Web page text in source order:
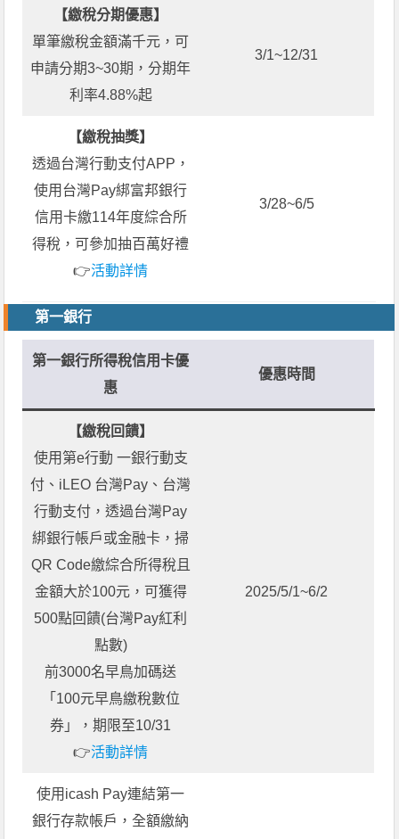
【繳稅分期優惠】
單筆繳稅金額滿千元，可
申請分期3~30期，分期年
利率4.88%起
3/1~12/31
【繳稅抽獎】
透過台灣行動支付APP，
使用台灣Pay綁富邦銀行
信用卡繳114年度綜合所
得稅，可參加抽百萬好禮
👉活動詳情
3/28~6/5
第一銀行
第一銀行所得稅信用卡優
惠
優惠時間
【繳稅回饋】
使用第e行動 一銀行動支
付、iLEO 台灣Pay、台灣
行動支付，透過台灣Pay
綁銀行帳戶或金融卡，掃
QR Code繳綜合所得稅且
金額大於100元，可獲得
500點回饋(台灣Pay紅利
點數)
前3000名早鳥加碼送
「100元早鳥繳稅數位
券」，期限至10/31
👉活動詳情
2025/5/1~6/2
使用icash Pay連結第一
銀行存款帳戶，全額繳納